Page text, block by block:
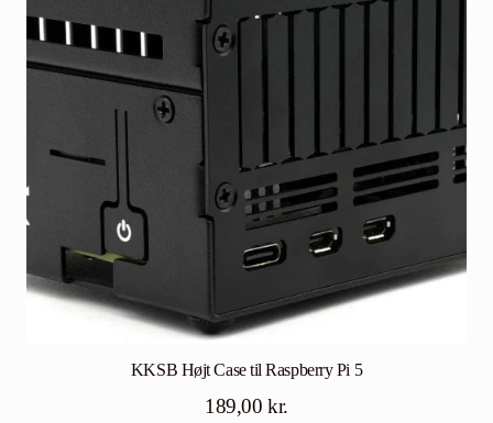
KKSB Højt Case til Raspberry Pi 5
189,00kr.